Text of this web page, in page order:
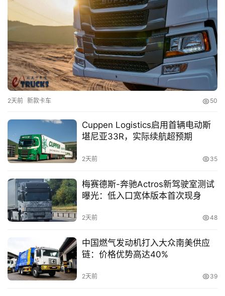
讯
视
频
专
题
社
区
登录 注册
2天前 新款卡车 50
Cuppen Logistics启用首辆电动斯
堪尼亚33R，实际续航超预期
2天前 35
梅赛德斯-奔驰Actros新驾驶室测试
曝光：低入口宽体版本首次现身
2天前 48
中国燃气发动机打入大众南美供应
链：价格优势高达40%
2天前 39